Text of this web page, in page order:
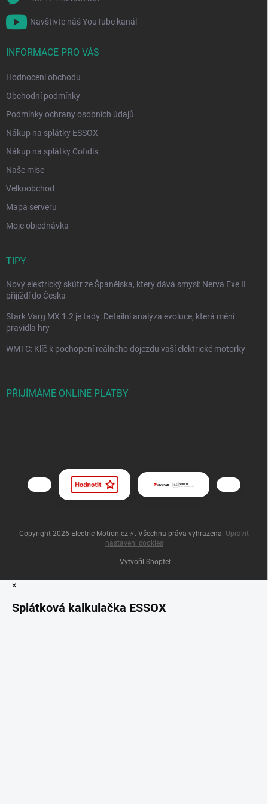
Navštivte náš YouTube kanál
INFORMACE PRO VÁS
Hodnocení obchodu
Obchodní podmínky
Podmínky ochrany osobních údajů
Nákup na splátky ESSOX
Nákup na splátky Cofidis
Naše mise
Velkoobchod
Mapa serveru
Moje objednávka
TIPY
Nový elektrický skútr ze Španělska, který dává smysl: Nerva Exe II
přijíždí do Česka
Stark Varg MX 1.2 je tady: Detailní analýza evoluce, která mění
pravidla hry
WMTC: Klíč k pochopení reálného dojezdu vaší elektrické motorky
PŘIJÍMÁME ONLINE PLATBY
Vytvořil Shoptet
Copyright 2026 Electric-Motion.cz ⚡. Všechna práva vyhrazena. Upravit
nastavení cookies
×
Splátková kalkulačka ESSOX